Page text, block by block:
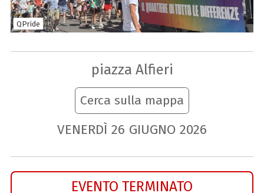
QPride
piazza Alfieri
Cerca sulla mappa
VENERDÌ 26 GIUGNO 2026
EVENTO TERMINATO